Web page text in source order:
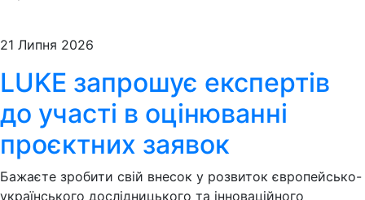
21 Липня 2026
LUKE запрошує експертів
до участі в оцінюванні
проєктних заявок
Бажаєте зробити свій внесок у розвиток європейсько-
українського дослідницького та інноваційного